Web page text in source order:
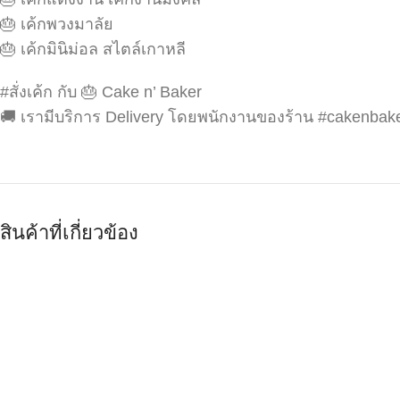
🎂 เค้กพวงมาลัย
🎂 เค้กมินิม่อล สไตล์เกาหลี
#สั่งเค้ก กับ 🎂 Cake n’ Baker
🚚 เรามีบริการ Delivery โดยพนักงานของร้าน
สินค้าที่เกี่ยวข้อง